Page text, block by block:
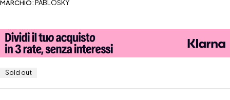
MARCHIO:PABLOSKY
Sold out